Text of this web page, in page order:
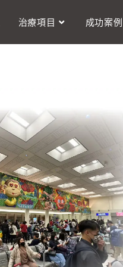
治療項目 成功案例